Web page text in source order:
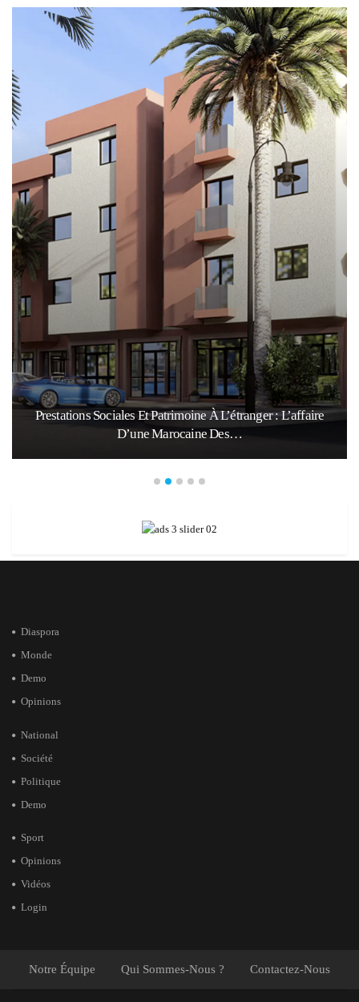
Prestations Sociales Et Patrimoine À L’étranger : L’affaire
D’une Marocaine Des…
Diaspora
Monde
Demo
Opinions
National
Société
Politique
Demo
Sport
Opinions
Vidéos
Login
Notre Équipe Qui Sommes-Nous ? Contactez-Nous